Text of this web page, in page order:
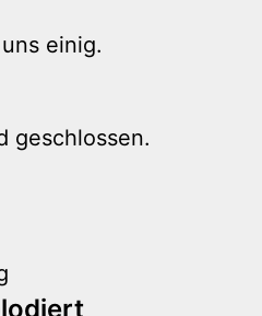
einig.
geschlossen.